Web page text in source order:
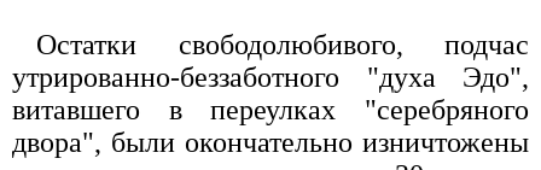
Остатки свободолюбивого, подчас
утрированно-беззаботного "духа Эдо",
витавшего в переулках "серебряного
двора", были окончательно изничтожены